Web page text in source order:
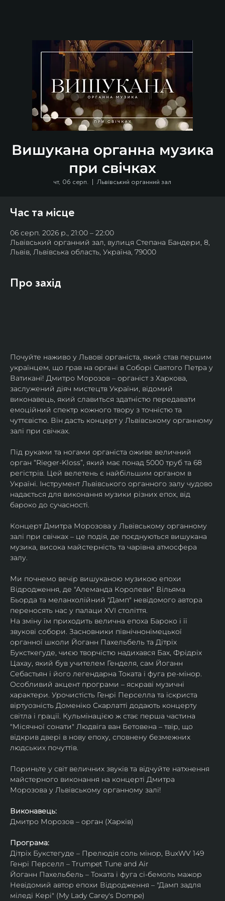
Вишукана органна музика
при свічках
чт, 06 серп.
  |
Львівський органний зал
Час та місце
06 серп. 2026 р., 21:00 – 22:00
Львівський органний зал, вулиця Степана Бандери, 8,
Львів, Львівська область, Україна, 79000
Про захід
Почуйте наживо у Львові органіста, який став першим
українцем, що грав на органі в Соборі Святого Петра у
Ватикані! Дмитро Морозов – органіст з Харкова,
заслужений діяч мистецтв України, відомий
виконавець, який славиться здатністю передавати
емоційний спектр кожного твору з точністю та
чуттєвістю. Він дасть концерт у Львівському органному
залі при свічках.
Під руками та ногами органіста оживе величний
орган “Rieger-Kloss”, який має понад 5000 труб та 68
регістрів. Цей велетень є найбільшим органом в
Україні. Інструмент Львівського органного залу чудово
надається для виконання музики різних епох, від
бароко до сучасності.
Концерт Дмитра Морозова у Львівському органному
залі при свічках – це подія, де поєднуються вишукана
музика, висока майстерність та чарівна атмосфера
залу.
Ми почнемо вечір вишуканою музикою епохи
Відродження, де "Алеманда Королеви" Вільяма
Бьорда та меланхолійний "Дамп" невідомого автора
переносять нас у палаци XVI століття.
​На зміну їм приходить велична епоха Бароко і її
звукові собори. Засновники північнонімецької
органної школи Йоганн Пахельбель та Дітріх
Буксткегуде, чиєю творчістю надихався Бах, Фрідріх
Цахау, який був учителем Генделя, сам Йоганн
Себастьян і його легендарна Токата і фуга ре-мінор. ​
Особливий акцент програми – яскраві музичні
характери. Урочистість Генрі Перселла та іскриста
віртуозність Доменіко Скарлатті додають концерту
світла і грації. Кульмінацією ж стає перша частина
"Місячної сонати" Людвіга ван Бетовена – твір, що
відкрив двері в нову епоху, сповнену безмежних
людських почуттів.
Пориньте у світ величних звуків та відчуйте натхнення
майстерного виконання на концерті Дмитра
Морозова у Львівському органному залі!
Виконавець:
Дмитро Морозов – орган (Харків)
Програма:
Дітріх Букстегуде – Прелюдія соль мінор, BuxWV 149
Генрі Перселл – Trumpet Tune and Air
Йоганн Пахельбель – Токата і фуга сі-бемоль мажор
Невідомий автор епохи Відродження – "Дамп задля
міледі Кері" (My Lady Carey's Dompe)